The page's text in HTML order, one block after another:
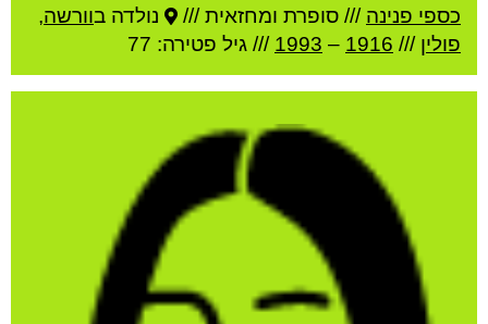
כספי פנינה /// סופרת ומחזאית /// נולדה בוורשה,
פולין ///
1916
–
1993 /// גיל פטירה: 77